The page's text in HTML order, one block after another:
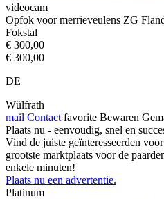
videocam
Opfok voor merrieveulens ZG
Fokstal
€ 300,00
€ 300,00
DE
Wülfrath
mail Contact favorite Bewaren
Plaats nu - eenvoudig, snel en
Vind de juiste geïnteresseerden
grootste marktplaats voor de
enkele minuten!
Plaats nu een advertentie.
Platinum